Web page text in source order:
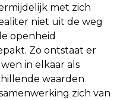
met zich
niet uit de weg
openheid
Zo ontstaat er
in elkaar als
waarden
zich van